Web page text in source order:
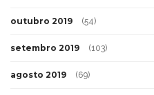
outubro 2019 (54)
setembro 2019 (103)
agosto 2019 (69)